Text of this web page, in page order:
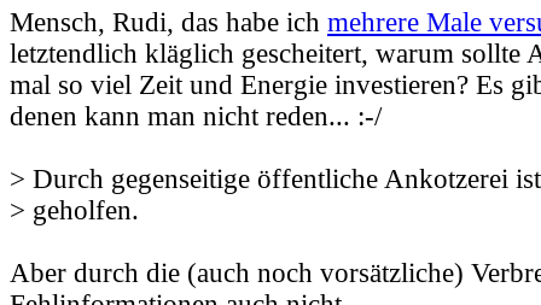
Mensch, Rudi, das habe ich mehrere Male
letztendlich kläglich gescheitert, warum sollte
mal so viel Zeit und Energie investieren? Es
denen kann man nicht reden... :-/
> Durch gegenseitige öffentliche Ankotzerei
> geholfen.
Aber durch die (auch noch vorsätzliche)